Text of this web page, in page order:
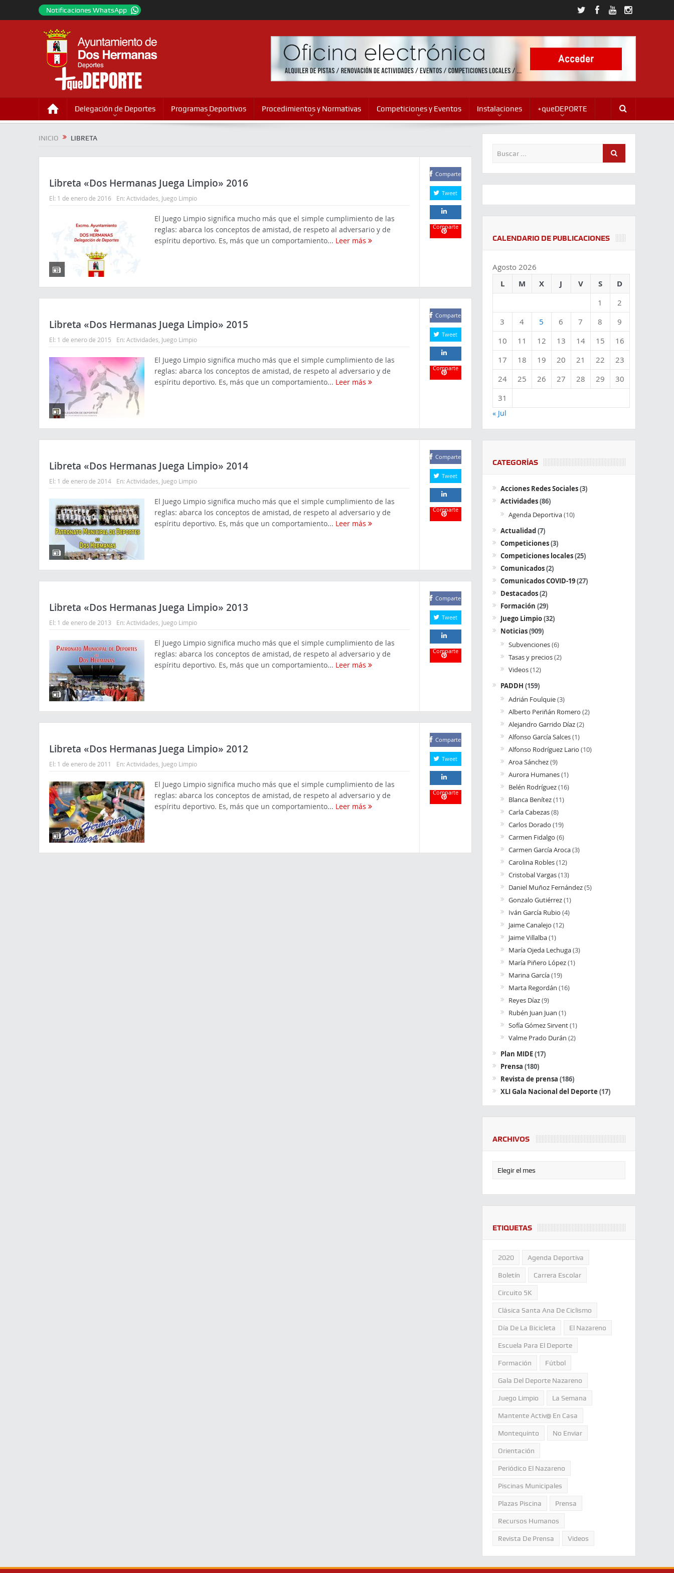
Notificaciones WhatsApp
Delegación de Deportes Programas Deportivos Procedimientos y Normativas Competiciones y Eventos Instalaciones +queDEPORTE
INICIO LIBRETA
Libreta «Dos Hermanas Juega Limpio» 2016
El: 1 de enero de 2016 En: Actividades Juego Limpio
El Juego Limpio significa mucho más que el simple cumplimiento de las
reglas: abarca los conceptos de amistad, de respeto al adversario y de
espíritu deportivo. Es, más que un comportamiento... Leer más
Comparte
Tweet
Comparte
Libreta «Dos Hermanas Juega Limpio» 2015
El: 1 de enero de 2015 En: Actividades Juego Limpio
El Juego Limpio significa mucho más que el simple cumplimiento de las
reglas: abarca los conceptos de amistad, de respeto al adversario y de
espíritu deportivo. Es, más que un comportamiento... Leer más
Comparte
Tweet
Comparte
Libreta «Dos Hermanas Juega Limpio» 2014
El: 1 de enero de 2014 En: Actividades Juego Limpio
El Juego Limpio significa mucho más que el simple cumplimiento de las
reglas: abarca los conceptos de amistad, de respeto al adversario y de
espíritu deportivo. Es, más que un comportamiento... Leer más
Comparte
Tweet
Comparte
Libreta «Dos Hermanas Juega Limpio» 2013
El: 1 de enero de 2013 En: Actividades Juego Limpio
El Juego Limpio significa mucho más que el simple cumplimiento de las
reglas: abarca los conceptos de amistad, de respeto al adversario y de
espíritu deportivo. Es, más que un comportamiento... Leer más
Comparte
Tweet
Comparte
Libreta «Dos Hermanas Juega Limpio» 2012
El: 1 de enero de 2011 En: Actividades Juego Limpio
El Juego Limpio significa mucho más que el simple cumplimiento de las
reglas: abarca los conceptos de amistad, de respeto al adversario y de
espíritu deportivo. Es, más que un comportamiento... Leer más
Comparte
Tweet
Comparte
CALENDARIO DE PUBLICACIONES
Agosto 2026
L M X J V S D
1
2
3
4 5 6 7 8
9
10
11 12 13 14 15
16
17
18 19 20 21 22
23
24
25 26 27 28 29
30
31
« Jul
CATEGORÍAS
Acciones Redes Sociales(3)
Actividades(86)
Agenda Deportiva(10)
Actualidad(7)
Competiciones(3)
Competiciones locales(25)
Comunicados(2)
Comunicados COVID-19(27)
Destacados(2)
Formación (29)
Juego Limpio(32)
Noticias(909)
Subvenciones(6)
Tasas y precios(2)
Videos(12)
PADDH (159)
Adrián Foulquie(3)
Alberto Periñán Romero (2)
Alejandro Garrido Díaz(2)
Alfonso García Salces(1)
Alfonso Rodríguez Lario (10)
Aroa Sánchez(9)
Aurora Humanes(1)
Belén Rodríguez(16)
Blanca Benítez(11)
Carla Cabezas(8)
Carlos Dorado (19)
Carmen Fidalgo (6)
Carmen García Aroca(3)
Carolina Robles(12)
Cristobal Vargas(13)
Daniel Muñoz Fernández(5)
Gonzalo Gutiérrez(1)
Iván García Rubio (4)
Jaime Canalejo (12)
Jaime Villalba(1)
María Ojeda Lechuga(3)
María Piñero López(1)
Marina García(19)
Marta Regordán (16)
Reyes Díaz(9)
Rubén Juan Juan (1)
Sofía Gómez Sirvent(1)
Valme Prado Durán (2)
Plan MIDE(17)
Prensa (180)
Revista de prensa (186)
XLI Gala Nacional del Deporte (17)
ARCHIVOS
ETIQUETAS
2020 Agenda Deportiva
Boletín Carrera Escolar
Circuito 5K
Clásica Santa Ana De Ciclismo
Día De La Bicicleta El Nazareno
Escuela Para El Deporte
Formación Fútbol
Gala Del Deporte Nazareno
Juego Limpio La Semana
Mantente Activ@ En Casa
Montequinto No Enviar
Orientación
Periódico El Nazareno
Piscinas Municipales
Plazas Piscina Prensa
Recursos Humanos
Revista De Prensa Videos